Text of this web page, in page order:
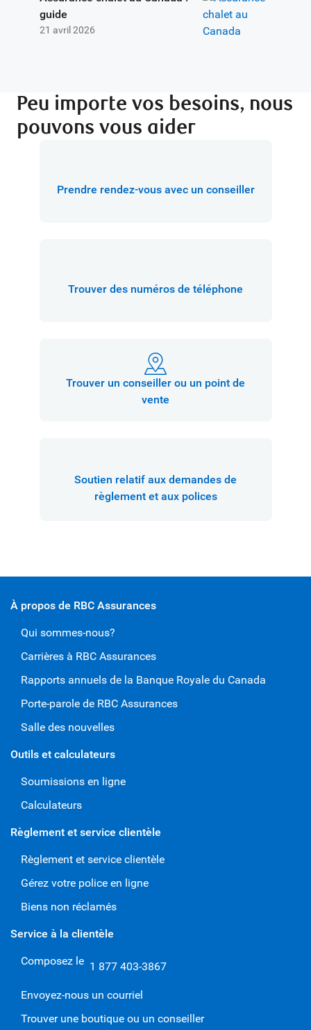
21 avril 2026
guide
Peu importe vos besoins, nous
pouvons vous aider
Prendre rendez-vous avec un conseiller
Trouver des numéros de téléphone
Trouver un conseiller ou un point de
vente
Soutien relatif aux demandes de
règlement et aux polices
À propos de RBC Assurances
Qui sommes-nous?
Carrières à RBC Assurances
Rapports annuels de la Banque Royale du Canada
Porte-parole de RBC Assurances
Salle des nouvelles
Outils et calculateurs
Soumissions en ligne
Calculateurs
Règlement et service clientèle
Règlement et service clientèle
Gérez votre police en ligne
Biens non réclamés
Service à la clientèle
Composez le 1 877 403-3867
Envoyez-nous un courriel
Trouver une boutique ou un conseiller